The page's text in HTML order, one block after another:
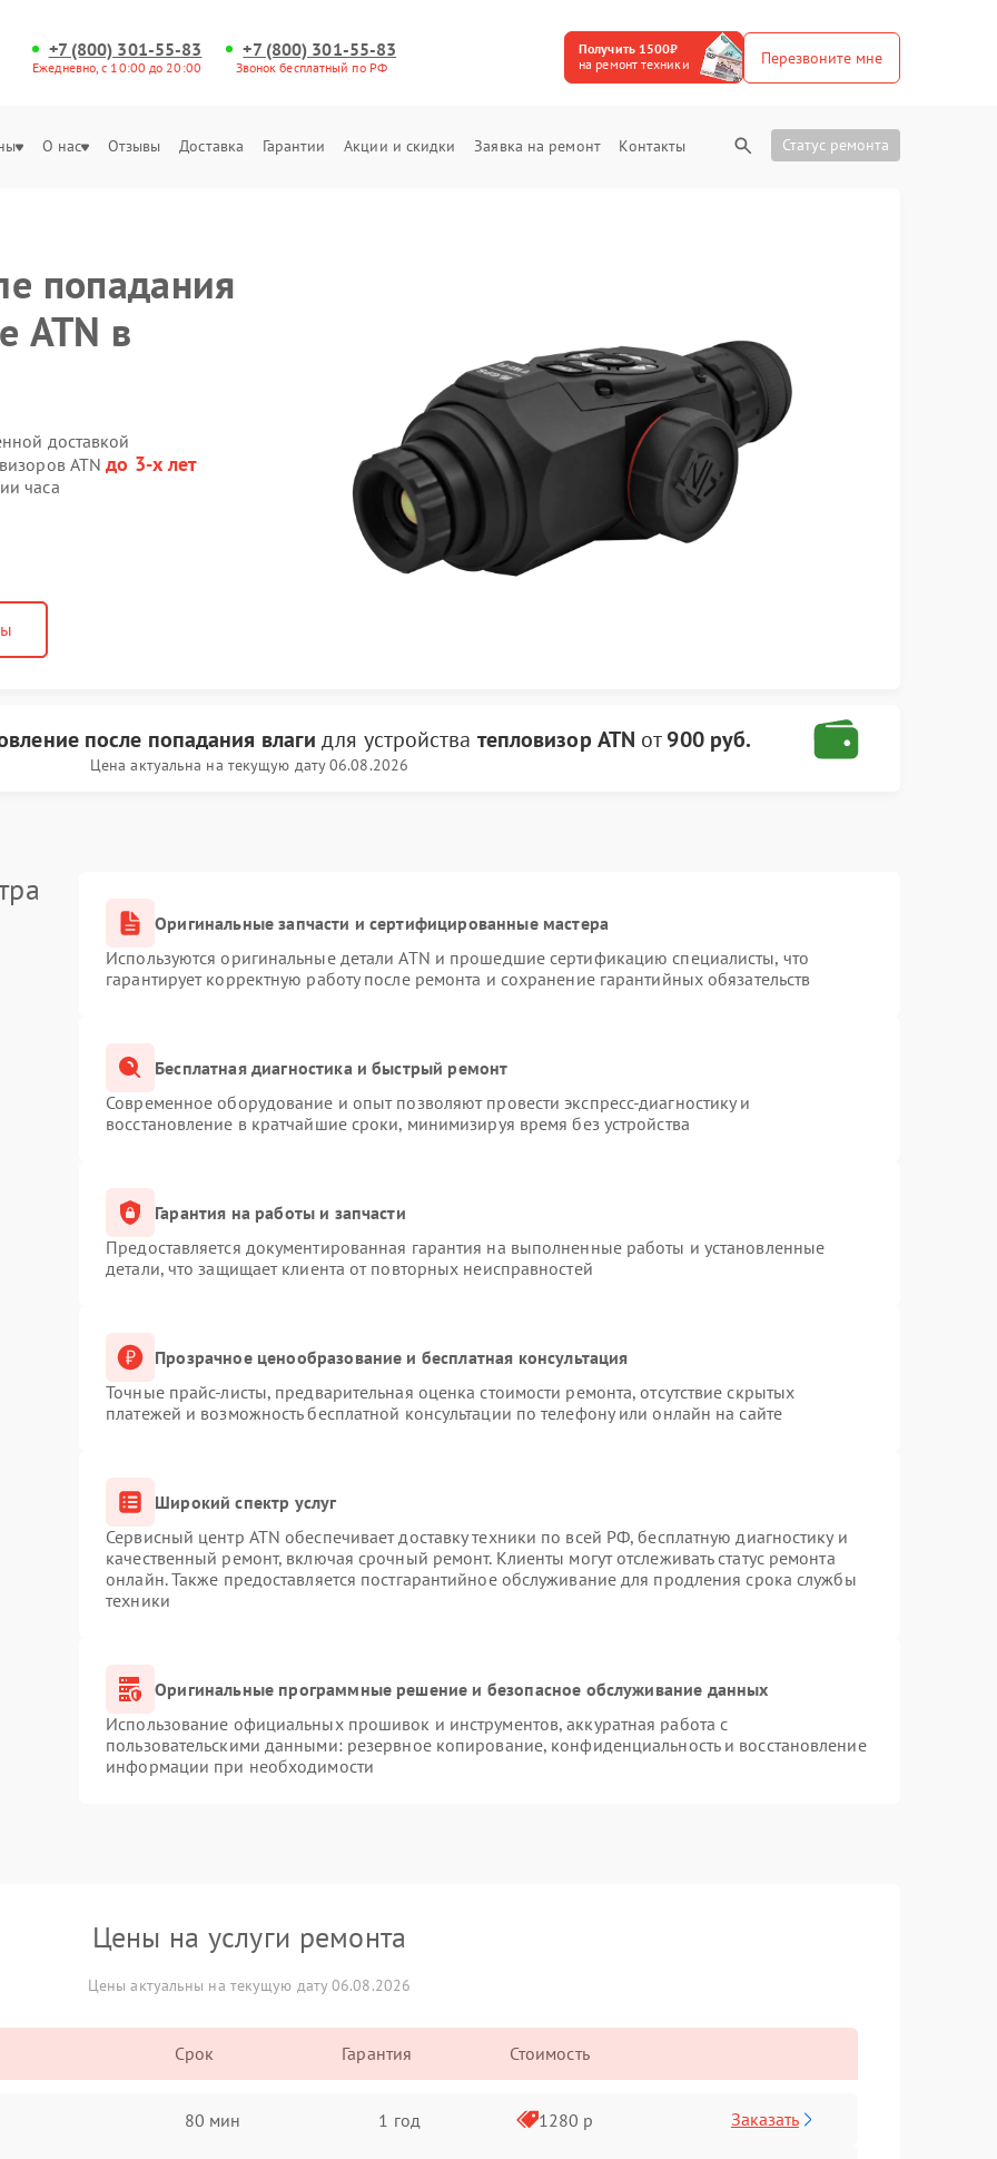
+7 (800) 301-55-83
Ежедневно, с 10:00 до 20:00
+7 (800) 301-55-83
Звонок бесплатный по РФ
Получить 1500₽
на ремонт техники
Перезвоните мне
О нас Отзывы Доставка Гарантии Акции и скидки Заявка на ремонт Контакты Статус ремонта
попадания
ATN в
доставкой
ATNдо 3-х лет
часа
после попадания влаги для устройства тепловизор ATN от900 руб.
Цена актуальна на текущую дату 06.08.2026
Оригинальные запчасти и сертифицированные мастера
Используются оригинальные детали ATN и прошедшие сертификацию специалисты, что
гарантирует корректную работу после ремонта и сохранение гарантийных обязательств
Бесплатная диагностика и быстрый ремонт
Современное оборудование и опыт позволяют провести экспресс-диагностику и
восстановление в кратчайшие сроки, минимизируя время без устройства
Гарантия на работы и запчасти
Предоставляется документированная гарантия на выполненные работы и установленные
детали, что защищает клиента от повторных неисправностей
Прозрачное ценообразование и бесплатная консультация
Точные прайс-листы, предварительная оценка стоимости ремонта, отсутствие скрытых
платежей и возможность бесплатной консультации по телефону или онлайн на сайте
Широкий спектр услуг
Сервисный центр ATN обеспечивает доставку техники по всей РФ, бесплатную диагностику и
качественный ремонт, включая срочный ремонт. Клиенты могут отслеживать статус ремонта
онлайн. Также предоставляется постгарантийное обслуживание для продления срока службы
техники
Оригинальные программные решение и безопасное обслуживание данных
Использование официальных прошивок и инструментов, аккуратная работа с
пользовательскими данными: резервное копирование, конфиденциальность и восстановление
информации при необходимости
Цены на услуги ремонта
Цены актуальны на текущую дату 06.08.2026
Срок Гарантия Стоимость
80 мин 1 год 1280 р Заказать